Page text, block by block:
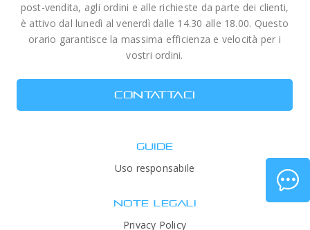
post-vendita, agli ordini e alle richieste da parte dei clienti,
è attivo dal lunedì al venerdì dalle 14.30 alle 18.00. Questo
orario garantisce la massima efficienza e velocità per i
vostri ordini.
CONTATTACI
GUIDE
Uso responsabile
NOTE LEGALI
Privacy Policy